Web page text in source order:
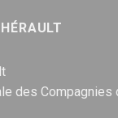
des Compagnies